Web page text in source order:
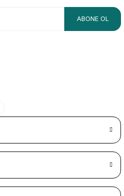
ABONE OL